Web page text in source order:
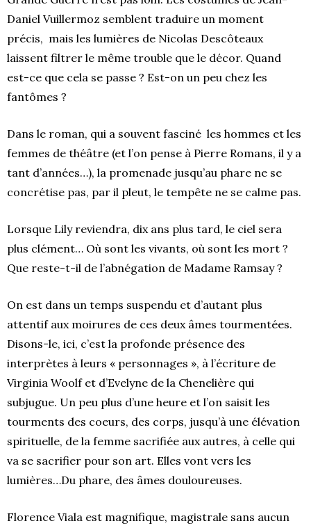
Daniel Vuillermoz semblent traduire un moment
précis, mais les lumières de Nicolas Descôteaux
laissent filtrer le même trouble que le décor. Quand
est-ce que cela se passe ? Est-on un peu chez les
fantômes ?
Dans le roman, qui a souvent fasciné les hommes et les
femmes de théâtre (et l’on pense à Pierre Romans, il y a
tant d’années…), la promenade jusqu’au phare ne se
concrétise pas, par il pleut, le tempête ne se calme pas.
Lorsque Lily reviendra, dix ans plus tard, le ciel sera
plus clément… Où sont les vivants, où sont les mort ?
Que reste-t-il de l’abnégation de Madame Ramsay ?
On est dans un temps suspendu et d’autant plus
attentif aux moirures de ces deux âmes tourmentées.
Disons-le, ici, c’est la profonde présence des
interprètes à leurs « personnages », à l’écriture de
Virginia Woolf et d’Evelyne de la Chenelière qui
subjugue. Un peu plus d’une heure et l’on saisit les
tourments des coeurs, des corps, jusqu’à une élévation
spirituelle, de la femme sacrifiée aux autres, à celle qui
va se sacrifier pour son art. Elles vont vers les
lumières…Du phare, des âmes douloureuses.
Florence Viala est magnifique, magistrale sans aucun